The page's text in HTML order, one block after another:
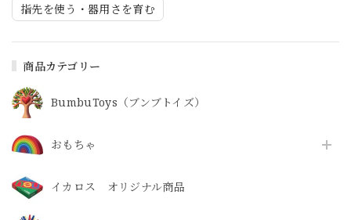
指先を使う・器用さを育む
商品カテゴリー
BumbuToys（ブンブトイズ）
おもちゃ
イカロス オリジナル商品